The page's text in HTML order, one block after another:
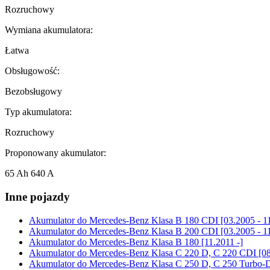
Rozruchowy
Wymiana akumulatora:
Łatwa
Obsługowość:
Bezobsługowy
Typ akumulatora:
Rozruchowy
Proponowany akumulator:
65 Ah 640 A
Inne pojazdy
Akumulator do Mercedes-Benz Klasa B 180 CDI [03.2005 -
Akumulator do Mercedes-Benz Klasa B 200 CDI [03.2005 -
Akumulator do Mercedes-Benz Klasa B 180 [11.2011 -]
Akumulator do Mercedes-Benz Klasa C 220 D, C 220 CDI
Akumulator do Mercedes-Benz Klasa C 250 D, C 250 Turbo-